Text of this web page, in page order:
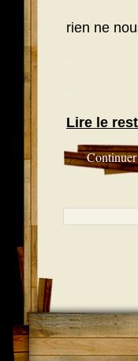
rien ne
.
.
Lire le